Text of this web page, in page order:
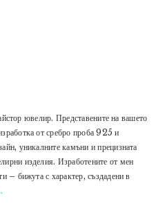
ювелир. Представените на вашето
от сребро проба 925 и
уникалните камъни и прецизната
изделия. Изработените от мен
– бижута с характер, създадени в